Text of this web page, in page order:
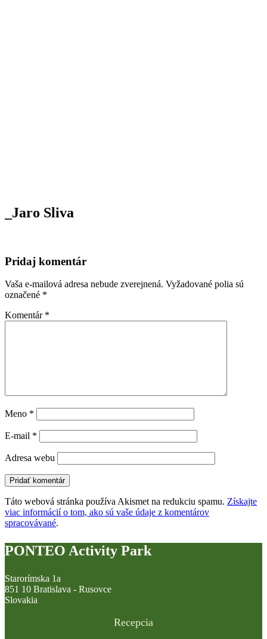
_Jaro Sliva
Pridaj komentár
Vaša e-mailová adresa nebude zverejnená. Vyžadované polia sú
označené *
Komentár *
Meno *
E-mail *
Adresa webu
Táto webová stránka používa Akismet na redukciu spamu. Získajte
viac informácií o tom, ako sú vaše údaje z komentárov
spracovávané.
PONTEO Activity Park
Starorímska 1a
851 10 Bratislava - Rusovce
Slovakia
Recepcia